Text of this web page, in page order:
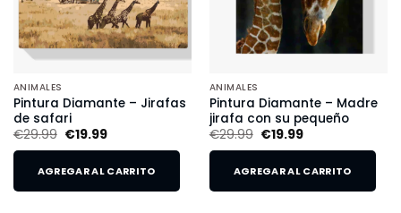
ANIMALES
Pintura Diamante – Jirafas
de safari
€29.99 €19.99
AGREGAR AL CARRITO
ANIMALES
Pintura Diamante – Madre
jirafa con su pequeño
€29.99 €19.99
AGREGAR AL CARRITO